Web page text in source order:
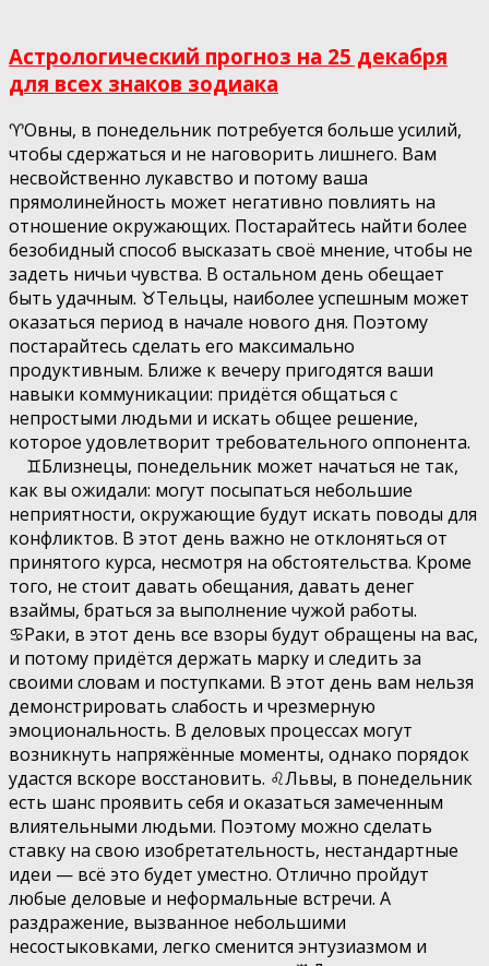
Астрологический прогноз на 25 декабря
для всех знаков зодиака
♈️Овны, в понедельник потребуется больше усилий,
чтобы сдержаться и не наговорить лишнего. Вам
несвойственно лукавство и потому ваша
прямолинейность может негативно повлиять на
отношение окружающих. Постарайтесь найти более
безобидный способ высказать своё мнение, чтобы не
задеть ничьи чувства. В остальном день обещает
быть удачным. ♉️Тельцы, наиболее успешным может
оказаться период в начале нового дня. Поэтому
постарайтесь сделать его максимально
продуктивным. Ближе к вечеру пригодятся ваши
навыки коммуникации: придётся общаться с
непростыми людьми и искать общее решение,
которое удовлетворит требовательного оппонента.
♊️Близнецы, понедельник может начаться не так,
как вы ожидали: могут посыпаться небольшие
неприятности, окружающие будут искать поводы для
конфликтов. В этот день важно не отклоняться от
принятого курса, несмотря на обстоятельства. Кроме
того, не стоит давать обещания, давать денег
взаймы, браться за выполнение чужой работы.
♋️Раки, в этот день все взоры будут обращены на вас,
и потому придётся держать марку и следить за
своими словам и поступками. В этот день вам нельзя
демонстрировать слабость и чрезмерную
эмоциональность. В деловых процессах могут
возникнуть напряжённые моменты, однако порядок
удастся вскоре восстановить. ♌️Львы, в понедельник
есть шанс проявить себя и оказаться замеченным
влиятельными людьми. Поэтому можно сделать
ставку на свою изобретательность, нестандартные
идеи — всё это будет уместно. Отлично пройдут
любые деловые и неформальные встречи. А
раздражение, вызванное небольшими
несостыковками, легко сменится энтузиазмом и